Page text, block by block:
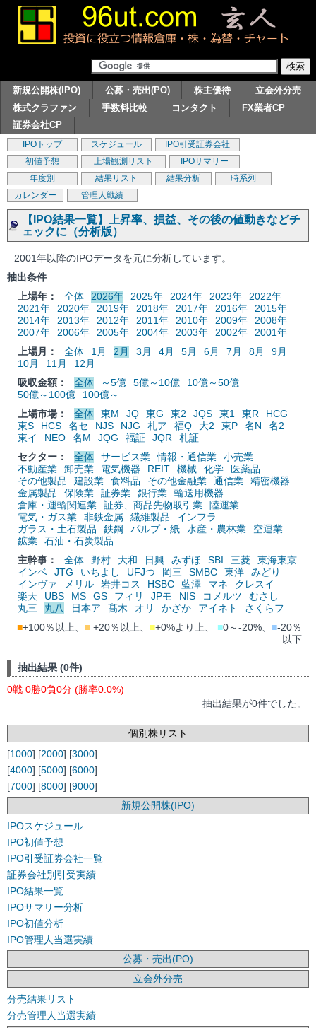
新規公開株(IPO) 公募・売出(PO) 株主優待
立会外分売
株式クラファン
手数料比較 コンタクト
FX業者CP
証券会社CP
IPOトップ スケジュール
IPO引受証券会社
初値予想
上場観測リスト
IPOサマリー
年度別
結果リスト 結果分析
時系列
カレンダー
管理人戦績
【IPO結果一覧】上昇率、損益、その後の値動きなどチ
ェックに（分析版）
2001年以降のIPOデータを元に分析しています。
抽出条件
上場年：
全体 2026年 2025年 2024年 2023年
2022年
2021年
2020年 2019年 2018年 2017年 2016年
2015年
2014年
2013年 2012年 2011年 2010年 2009年
2008年
2007年
2006年 2005年 2004年 2003年 2002年
2001年
上場月：
全体 1月 2月 3月 4月 5月 6月 7月 8月
9月
10月
11月
12月
吸収金額：
全体 ～5億 5億～10億
10億～50億
50億～100億
100億～
上場市場：
全体 東M JQ 東G 東2 JQS 東1 東R
HCG
東S
HCS 名セ NJS NJG 札ア 福Q 大2 東P 名N
名2
東イ
NEO 名M JQG 福証 JQR
札証
セクター：
全体 サービス業 情報・通信業
小売業
不動産業
卸売業 電気機器 REIT 機械 化学
医薬品
その他製品
建設業 食料品 その他金融業 通信業
精密機器
金属製品
保険業 証券業 銀行業
輸送用機器
倉庫・運輸関連業
証券、商品先物取引業
陸運業
電気・ガス業
非鉄金属 繊維製品
インフラ
ガラス・土石製品
鉄鋼 パルプ・紙 水産・農林業
空運業
鉱業
石油・石炭製品
主幹事：
全体 野村 大和 日興 みずほ SBI 三菱
東海東京
インベ
JTG いちよし UFJつ 岡三 SMBC 東洋
みどり
インヴァ
メリル 岩井コス HSBC 藍澤 マネ
クレスイ
楽天
UBS MS GS フィリ JPモ NIS コメルツ
むさし
丸三
丸八 日本ア 髙木 オリ かざか アイネト
さくらフ
■+100％以上、 ■ +20％以上、 ■+0%より上、 ■0～-20%、 ■-20％
以下
抽出結果 (0件)
0戦 0勝0負0分 (勝率0.0%)
抽出結果が0件でした。
個別株リスト
[1000] [2000] [3000]
[4000] [5000] [6000]
[7000] [8000] [9000]
新規公開株(IPO)
IPOスケジュール
IPO初値予想
IPO引受証券会社一覧
証券会社別引受実績
IPO結果一覧
IPOサマリー分析
IPO初値分析
IPO管理人当選実績
公募・売出(PO)
立会外分売
分売結果リスト
分売管理人当選実績